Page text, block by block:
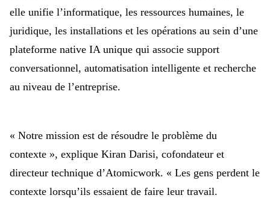
elle unifie l’informatique, les ressources humaines, le
juridique, les installations et les opérations au sein d’une
plateforme native IA unique qui associe support
conversationnel, automatisation intelligente et recherche
au niveau de l’entreprise.
« Notre mission est de résoudre le problème du
contexte », explique Kiran Darisi, cofondateur et
directeur technique d’Atomicwork. « Les gens perdent le
contexte lorsqu’ils essaient de faire leur travail.